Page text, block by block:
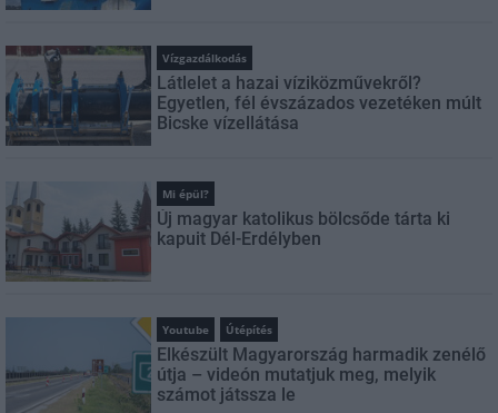
Vízgazdálkodás
Látlelet a hazai víziközművekről?
Egyetlen, fél évszázados vezetéken múlt
Bicske vízellátása
Mi épül?
Új magyar katolikus bölcsőde tárta ki
kapuit Dél-Erdélyben
Youtube Útépítés
Elkészült Magyarország harmadik zenélő
útja – videón mutatjuk meg, melyik
számot játssza le